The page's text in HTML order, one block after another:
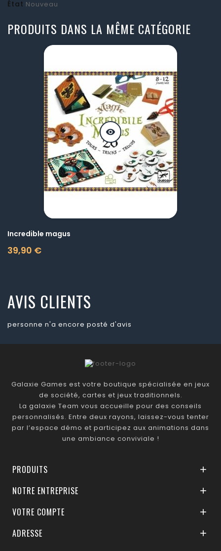
État Nouveau
PRODUITS DANS LA MÊME CATÉGORIE
visibility
Incredible magus
39,90 €
Prix
AVIS CLIENTS
personne n'a encore posté d'avis
Galaxie Games est votre boutique spécialisée en jeux
de société, cartes et jeux traditionnels.
La galaxie Team vous accueille pour des conseils
personnalisés. Entre deux rayons, laissez-vous tenter
par l’espace démo et participez aux animations dans
une ambiance conviviale !
PRODUITS 
NOTRE ENTREPRISE 
VOTRE COMPTE 
ADRESSE 